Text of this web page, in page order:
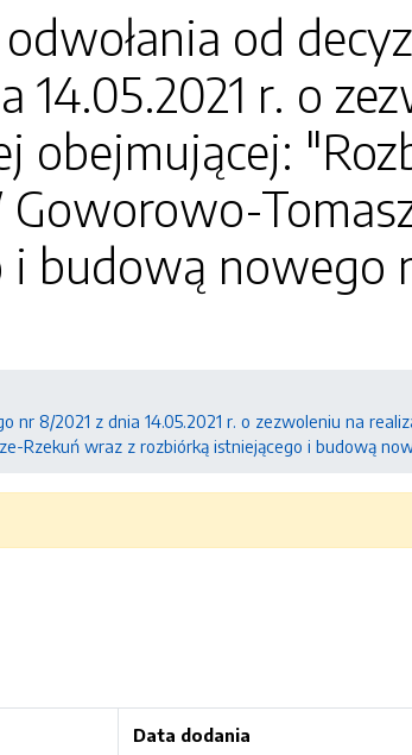
od
14.05.2021 r. o
obejmującej:
i budową nowego
nr 8/2021 z dnia 14.05.2021 r. o zezwoleniu na
Rzekuń wraz z rozbiórką istniejącego i budową
Data dodania